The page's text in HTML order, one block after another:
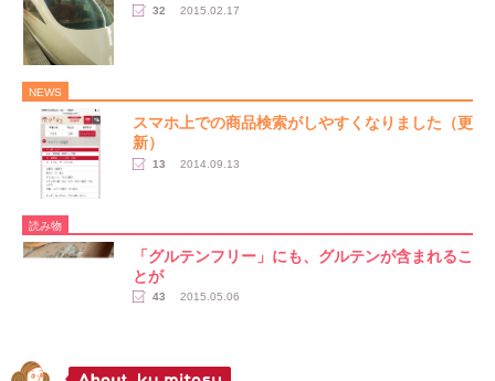
32 2015.02.17
NEWS
スマホ上での商品検索がしやすくなりました（更
新）
13 2014.09.13
読み物
「グルテンフリー」にも、グルテンが含まれるこ
とが
43 2015.05.06